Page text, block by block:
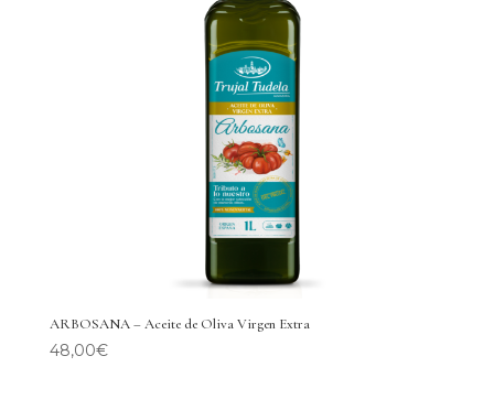
ARBOSANA – Aceite de Oliva Virgen Extra
48,00€